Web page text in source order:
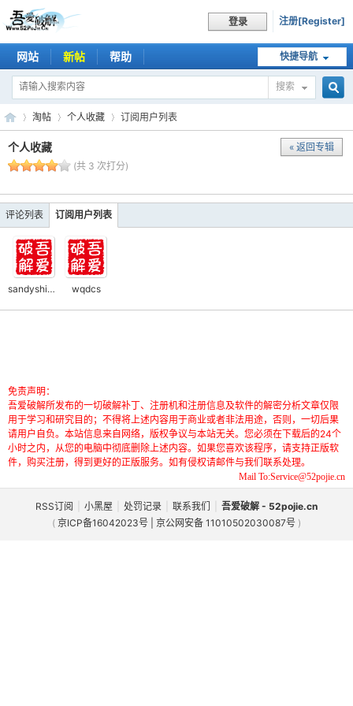
登录 注册[Register]
快捷导航
网站 新帖 帮助
搜索
淘帖 个人收藏 订阅用户列表
« 返回专辑
个人收藏
(共 3 次打分)
评论列表 订阅用户列表
sandyshine66 wqdcs
免责声明：
吾爱破解所发布的一切破解补丁、注册机和注册信息及软件的解密分析文章仅限
用于学习和研究目的；不得将上述内容用于商业或者非法用途，否则，一切后果
请用户自负。本站信息来自网络，版权争议与本站无关。您必须在下载后的24个
小时之内，从您的电脑中彻底删除上述内容。如果您喜欢该程序，请支持正版软
件，购买注册，得到更好的正版服务。如有侵权请邮件与我们联系处理。
Mail To:Service@52pojie.cn
RSS订阅 小黑屋 处罚记录 联系我们
吾爱破解 - 52pojie.cn
( 京ICP备16042023号 | 京公网安备 11010502030087号 )